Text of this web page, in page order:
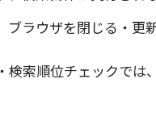
ブラウザを閉じる・更
索順位チェックでは